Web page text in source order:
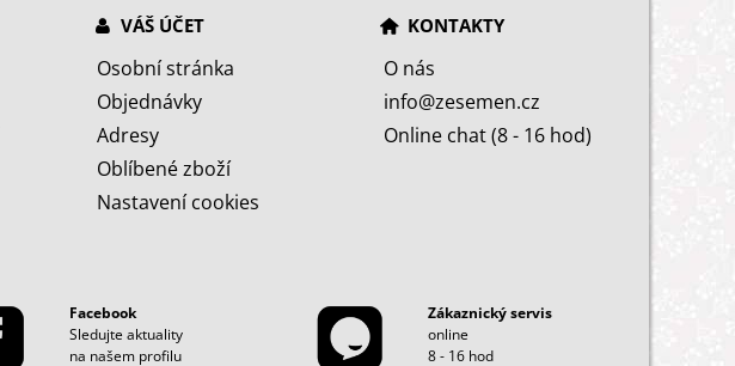
VÁŠ ÚČET
Osobní stránka
Objednávky
Adresy
Oblíbené zboží
Nastavení cookies
KONTAKTY
O nás
info@zesemen.cz
Online chat (8 - 16 hod)
Facebook
Sledujte aktuality
na našem profilu
Zákaznický servis
online
8 - 16 hod